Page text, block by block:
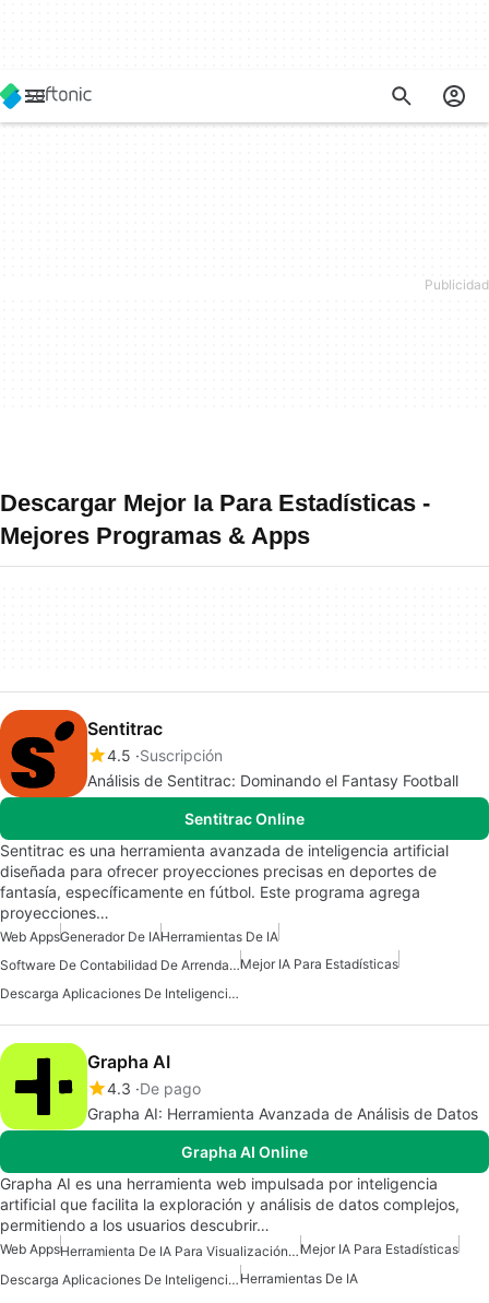
Descargar Mejor Ia Para Estadísticas -
Mejores Programas & Apps
Sentitrac
4.5 Suscripción
Análisis de Sentitrac: Dominando el Fantasy Football
Sentitrac Online
Sentitrac es una herramienta avanzada de inteligencia artificial
diseñada para ofrecer proyecciones precisas en deportes de
fantasía, específicamente en fútbol. Este programa agrega
proyecciones…
Web AppsGenerador De IAHerramientas De IA
Software De Contabilidad De Arrendamientos Impulsado Por IAMejor IA Para Estadísticas
Descarga Aplicaciones De Inteligencia Artificial (IA)
Grapha AI
4.3 De pago
Grapha AI: Herramienta Avanzada de Análisis de Datos
Grapha AI Online
Grapha AI es una herramienta web impulsada por inteligencia
artificial que facilita la exploración y análisis de datos complejos,
permitiendo a los usuarios descubrir…
Web Apps Herramienta De IA Para Visualización De DatosMejor IA Para Estadísticas
Descarga Aplicaciones De Inteligencia Artificial (IA) Herramientas De IA